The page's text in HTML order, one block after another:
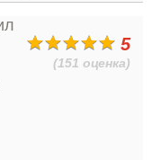
5
(151 оценка)